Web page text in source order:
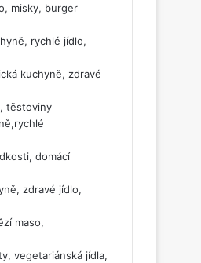
misky, burger
rychlé jídlo,
kuchyně, zdravé
těstoviny
domácí
zdravé jídlo,
maso,
vegetariánská jídla,